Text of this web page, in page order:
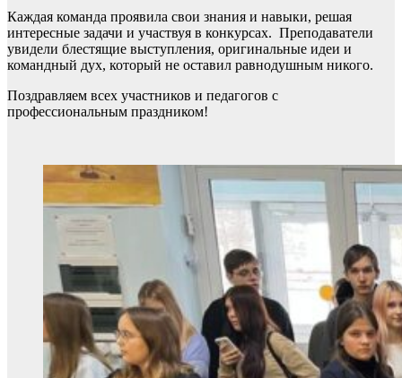
Каждая команда проявила свои знания и навыки, решая
интересные задачи и участвуя в конкурсах. ️ Преподаватели
увидели блестящие выступления, оригинальные идеи и
командный дух, который не оставил равнодушным никого.
Поздравляем всех участников и педагогов с
профессиональным праздником!